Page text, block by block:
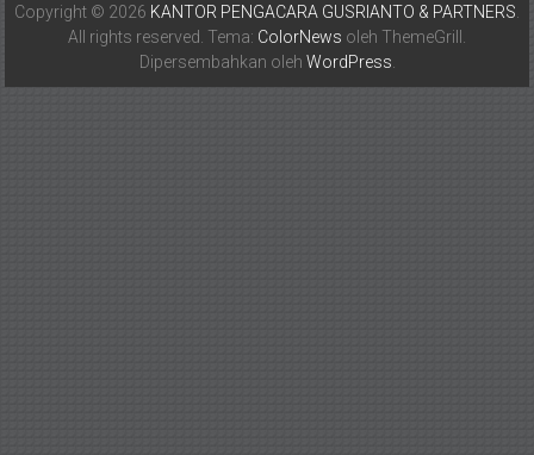
Copyright © 2026 KANTOR PENGACARA GUSRIANTO & PARTNERS.
All rights reserved. Tema: ColorNews oleh ThemeGrill.
Dipersembahkan oleh WordPress.